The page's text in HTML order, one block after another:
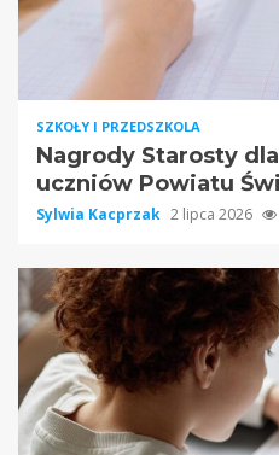
SZKOŁY I PRZEDSZKOLA
Nagrody Starosty
uczniów Powiatu
Sylwia Kacprzak 2 lipca 2026